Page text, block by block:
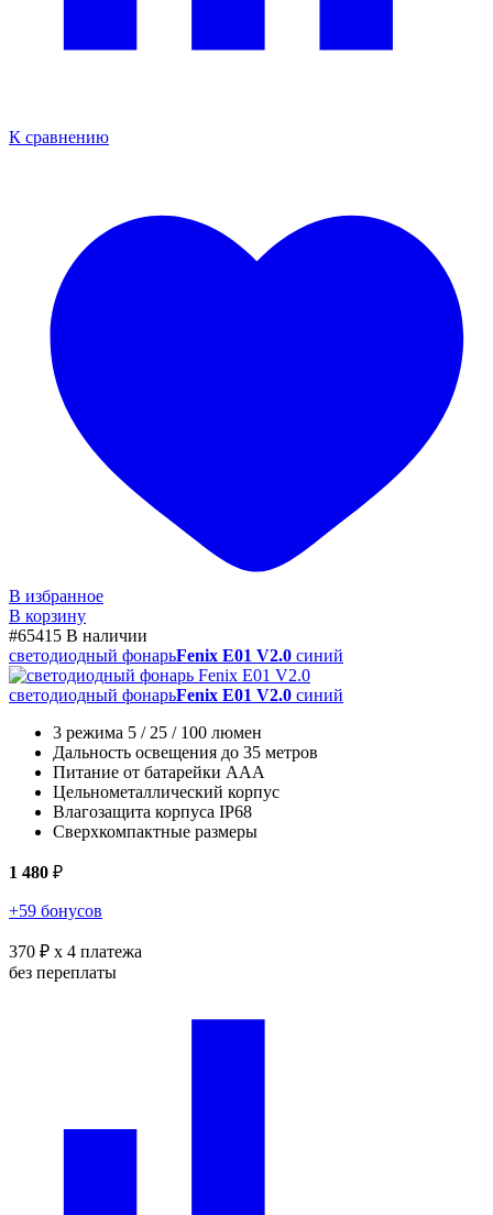
К сравнению
В избранное
В корзину
#65415 В наличии
светодиодный фонарьFenix E01 V2.0 синий
светодиодный фонарьFenix E01 V2.0 синий
3 режима 5 / 25 / 100 люмен
Дальность освещения до 35 метров
Питание от батарейки AAA
Цельнометаллический корпус
Влагозащита корпуса IP68
Сверхкомпактные размеры
1 480 ₽
+59 бонусов
370 ₽ x 4 платежа
без переплаты